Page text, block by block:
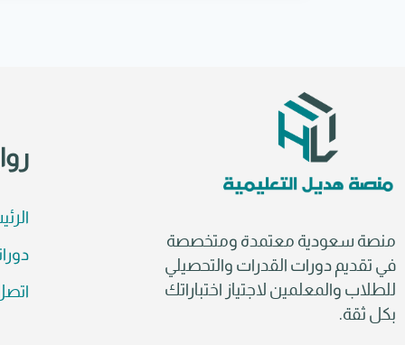
:
منصة سعودية معتمدة ومتخصصة
في تقديم دورات القدرات والتحصيلي
للطلاب والمعلمين لاجتياز اختباراتك
بكل ثقة.